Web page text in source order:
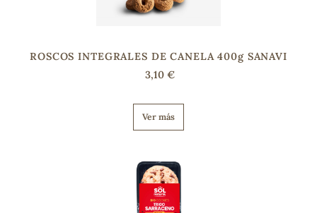
ROSCOS INTEGRALES DE CANELA 400g SANAVI
3,10 €
Ver más